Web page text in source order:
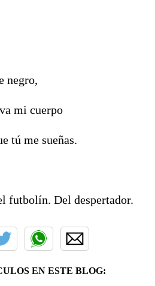
negro,
mi cuerpo
tú me sueñas.
futbolín. Del despertador.
EN ESTE BLOG: